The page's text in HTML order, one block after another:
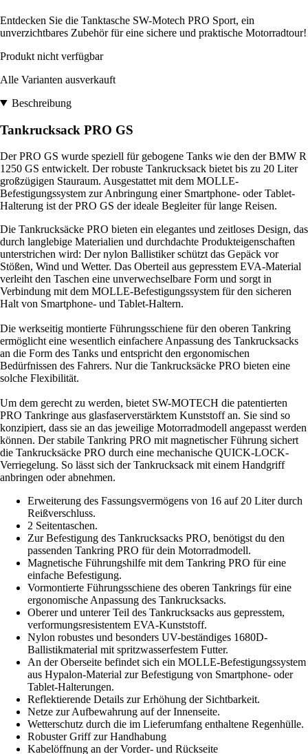
Entdecken Sie die Tanktasche SW-Motech PRO Sport, ein
unverzichtbares Zubehör für eine sichere und praktische Motorradtour!
Produkt nicht verfügbar
Alle Varianten ausverkauft
Beschreibung
Tankrucksack PRO GS
Der PRO GS wurde speziell für gebogene Tanks wie den der BMW R
1250 GS entwickelt. Der robuste Tankrucksack bietet bis zu 20 Liter
großzügigen Stauraum. Ausgestattet mit dem MOLLE-
Befestigungssystem zur Anbringung einer Smartphone- oder Tablet-
Halterung ist der PRO GS der ideale Begleiter für lange Reisen.
Die Tankrucksäcke PRO bieten ein elegantes und zeitloses Design, das
durch langlebige Materialien und durchdachte Produkteigenschaften
unterstrichen wird: Der nylon Ballistiker schützt das Gepäck vor
Stößen, Wind und Wetter. Das Oberteil aus gepresstem EVA-Material
verleiht den Taschen eine unverwechselbare Form und sorgt in
Verbindung mit dem MOLLE-Befestigungssystem für den sicheren
Halt von Smartphone- und Tablet-Haltern.
Die werkseitig montierte Führungsschiene für den oberen Tankring
ermöglicht eine wesentlich einfachere Anpassung des Tankrucksacks
an die Form des Tanks und entspricht den ergonomischen
Bedürfnissen des Fahrers. Nur die Tankrucksäcke PRO bieten eine
solche Flexibilität.
Um dem gerecht zu werden, bietet SW-MOTECH die patentierten
PRO Tankringe aus glasfaserverstärktem Kunststoff an. Sie sind so
konzipiert, dass sie an das jeweilige Motorradmodell angepasst werden
können. Der stabile Tankring PRO mit magnetischer Führung sichert
die Tankrucksäcke PRO durch eine mechanische QUICK-LOCK-
Verriegelung. So lässt sich der Tankrucksack mit einem Handgriff
anbringen oder abnehmen.
Erweiterung des Fassungsvermögens von 16 auf 20 Liter durch
Reißverschluss.
2 Seitentaschen.
Zur Befestigung des Tankrucksacks PRO, benötigst du den
passenden Tankring PRO für dein Motorradmodell.
Magnetische Führungshilfe mit dem Tankring PRO für eine
einfache Befestigung.
Vormontierte Führungsschiene des oberen Tankrings für eine
ergonomische Anpassung des Tankrucksacks.
Oberer und unterer Teil des Tankrucksacks aus gepresstem,
verformungsresistentem EVA-Kunststoff.
Nylon robustes und besonders UV-beständiges 1680D-
Ballistikmaterial mit spritzwasserfestem Futter.
An der Oberseite befindet sich ein MOLLE-Befestigungssystem
aus Hypalon-Material zur Befestigung von Smartphone- oder
Tablet-Halterungen.
Reflektierende Details zur Erhöhung der Sichtbarkeit.
Netze zur Aufbewahrung auf der Innenseite.
Wetterschutz durch die im Lieferumfang enthaltene Regenhülle.
Robuster Griff zur Handhabung
Kabelöffnung an der Vorder- und Rückseite